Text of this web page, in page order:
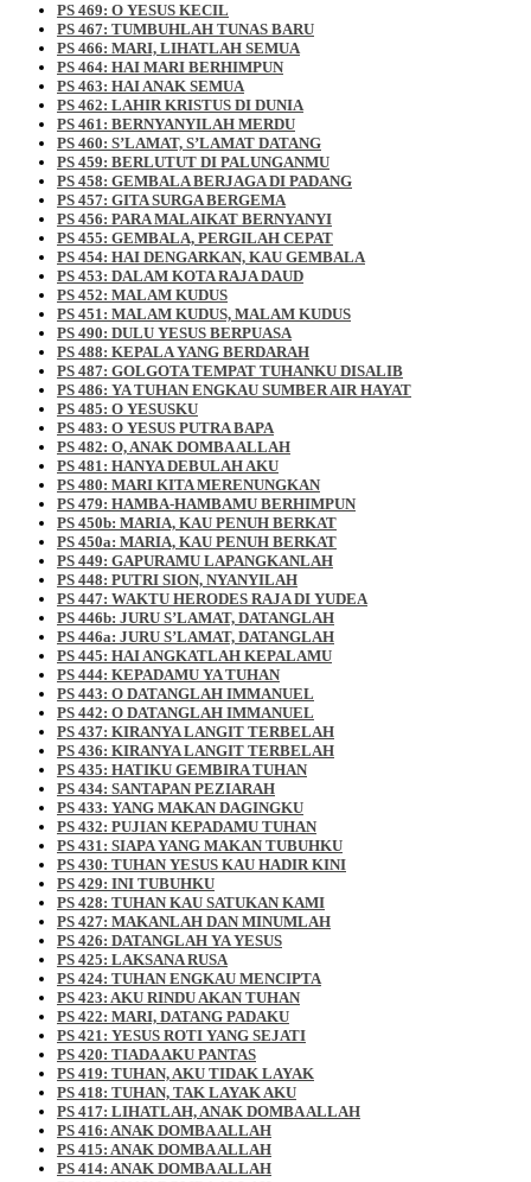
PS 469: O YESUS KECIL
PS 467: TUMBUHLAH TUNAS BARU
PS 466: MARI, LIHATLAH SEMUA
PS 464: HAI MARI BERHIMPUN
PS 463: HAI ANAK SEMUA
PS 462: LAHIR KRISTUS DI DUNIA
PS 461: BERNYANYILAH MERDU
PS 460: S’LAMAT, S’LAMAT DATANG
PS 459: BERLUTUT DI PALUNGANMU
PS 458: GEMBALA BERJAGA DI PADANG
PS 457: GITA SURGA BERGEMA
PS 456: PARA MALAIKAT BERNYANYI
PS 455: GEMBALA, PERGILAH CEPAT
PS 454: HAI DENGARKAN, KAU GEMBALA
PS 453: DALAM KOTA RAJA DAUD
PS 452: MALAM KUDUS
PS 451: MALAM KUDUS, MALAM KUDUS
PS 490: DULU YESUS BERPUASA
PS 488: KEPALA YANG BERDARAH
PS 487: GOLGOTA TEMPAT TUHANKU DISALIB
PS 486: YA TUHAN ENGKAU SUMBER AIR HAYAT
PS 485: O YESUSKU
PS 483: O YESUS PUTRA BAPA
PS 482: O, ANAK DOMBA ALLAH
PS 481: HANYA DEBULAH AKU
PS 480: MARI KITA MERENUNGKAN
PS 479: HAMBA-HAMBAMU BERHIMPUN
PS 450b: MARIA, KAU PENUH BERKAT
PS 450a: MARIA, KAU PENUH BERKAT
PS 449: GAPURAMU LAPANGKANLAH
PS 448: PUTRI SION, NYANYILAH
PS 447: WAKTU HERODES RAJA DI YUDEA
PS 446b: JURU S’LAMAT, DATANGLAH
PS 446a: JURU S’LAMAT, DATANGLAH
PS 445: HAI ANGKATLAH KEPALAMU
PS 444: KEPADAMU YA TUHAN
PS 443: O DATANGLAH IMMANUEL
PS 442: O DATANGLAH IMMANUEL
PS 437: KIRANYA LANGIT TERBELAH
PS 436: KIRANYA LANGIT TERBELAH
PS 435: HATIKU GEMBIRA TUHAN
PS 434: SANTAPAN PEZIARAH
PS 433: YANG MAKAN DAGINGKU
PS 432: PUJIAN KEPADAMU TUHAN
PS 431: SIAPA YANG MAKAN TUBUHKU
PS 430: TUHAN YESUS KAU HADIR KINI
PS 429: INI TUBUHKU
PS 428: TUHAN KAU SATUKAN KAMI
PS 427: MAKANLAH DAN MINUMLAH
PS 426: DATANGLAH YA YESUS
PS 425: LAKSANA RUSA
PS 424: TUHAN ENGKAU MENCIPTA
PS 423: AKU RINDU AKAN TUHAN
PS 422: MARI, DATANG PADAKU
PS 421: YESUS ROTI YANG SEJATI
PS 420: TIADA AKU PANTAS
PS 419: TUHAN, AKU TIDAK LAYAK
PS 418: TUHAN, TAK LAYAK AKU
PS 417: LIHATLAH, ANAK DOMBA ALLAH
PS 416: ANAK DOMBA ALLAH
PS 415: ANAK DOMBA ALLAH
PS 414: ANAK DOMBA ALLAH